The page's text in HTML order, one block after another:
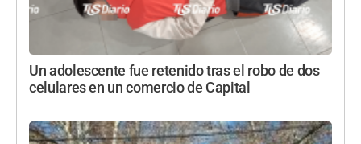
Un adolescente fue retenido tras el robo de dos
celulares en un comercio de Capital